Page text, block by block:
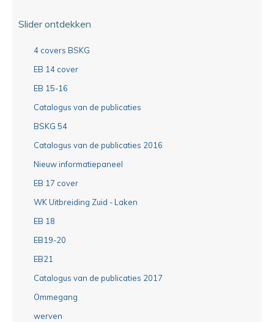
Slider ontdekken
4 covers BSKG
EB 14 cover
EB 15-16
Catalogus van de publicaties
BSKG 54
Catalogus van de publicaties 2016
Nieuw informatiepaneel
EB 17 cover
WK Uitbreiding Zuid - Laken
EB 18
EB19-20
EB21
Catalogus van de publicaties 2017
Ommegang
werven